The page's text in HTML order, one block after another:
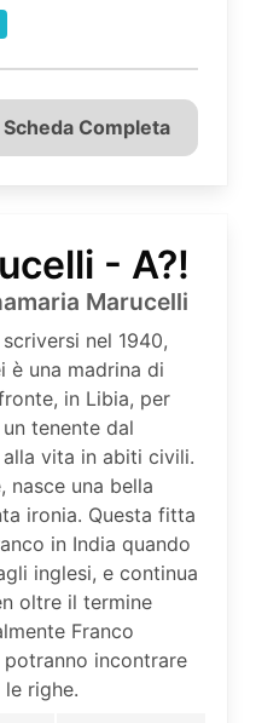
Scheda Completa
- A?!
Marucelli
nel 1940,
è una madrina di
in Libia, per
tenente dal
vita in abiti civili.
nasce una bella
ironia. Questa fitta
in India quando
inglesi, e continua
oltre il termine
Franco
incontrare
righe.